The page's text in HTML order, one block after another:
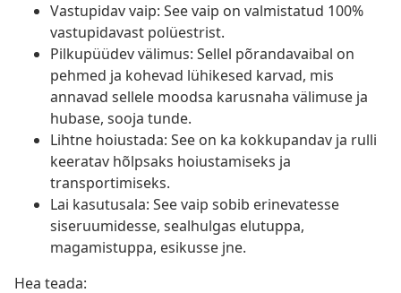
Vastupidav vaip: See vaip on valmistatud 100%
vastupidavast polüestrist.
Pilkupüüdev välimus: Sellel põrandavaibal on
pehmed ja kohevad lühikesed karvad, mis
annavad sellele moodsa karusnaha välimuse ja
hubase, sooja tunde.
Lihtne hoiustada: See on ka kokkupandav ja rulli
keeratav hõlpsaks hoiustamiseks ja
transportimiseks.
Lai kasutusala: See vaip sobib erinevatesse
siseruumidesse, sealhulgas elutuppa,
magamistuppa, esikusse jne.
Hea teada: